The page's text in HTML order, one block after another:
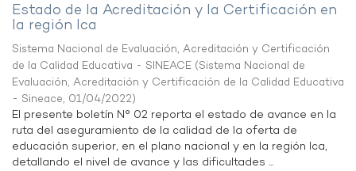
Estado de la Acreditación y la Certificación en
la región Ica
Sistema Nacional de Evaluación, Acreditación y Certificación
de la Calidad Educativa - SINEACE (Sistema Nacional de
Evaluación, Acreditación y Certificación de la Calidad Educativa
- Sineace, 01/04/2022)
El presente boletín N° 02 reporta el estado de avance en la
ruta del aseguramiento de la calidad de la oferta de
educación superior, en el plano nacional y en la región Ica,
detallando el nivel de avance y las dificultades ...